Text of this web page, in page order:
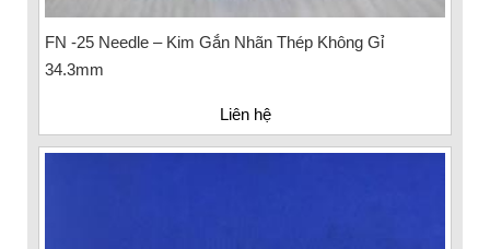
FN -25 Needle – Kim Gắn Nhãn Thép Không Gỉ
34.3mm